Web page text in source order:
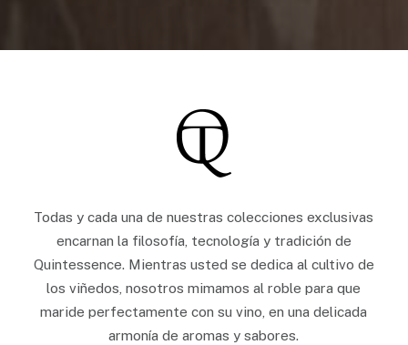
Todas y cada una de nuestras colecciones exclusivas
encarnan la filosofía, tecnología y tradición de
Quintessence. Mientras usted se dedica al cultivo de
los viñedos, nosotros mimamos al roble para que
maride perfectamente con su vino, en una delicada
armonía de aromas y sabores.